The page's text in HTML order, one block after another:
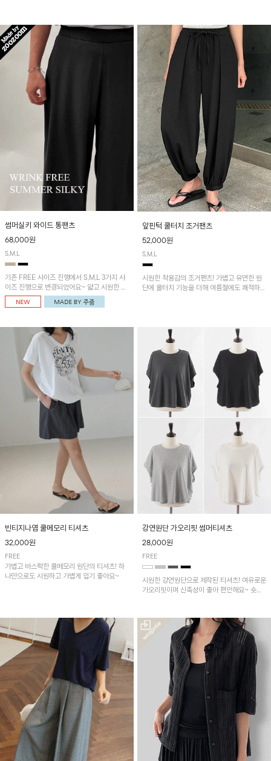
썸머실키 와이드 통팬츠
68,000원
S,M,L
기존 FREE 사이즈 진행에서 S,M,L 3가지 사
이즈 진행으로 변경되었어요~ 얇고 시원한 원
단으로 제작된 와이드팬츠! 베이직한 디자인으
로 코디 활용도가 높은 아이템이에요~
앞핀턱 쿨터치 조거팬츠
52,000원
S,M,L
시원한 착용감의 조거팬츠! 가볍고 유연한 원
단에 쿨터치 기능을 더해 여름철에도 쾌적하게
빈티지나염 쿨메모리 티셔츠
32,000원
FREE
가볍고 바스락한 쿨메모리 원단의 티셔츠! 하
나만으로도 시원하고 가볍게 입기 좋아요~
강연원단 가오리핏 썸머티셔츠
28,000원
FREE
시원한 강연원단으로 제작된 티셔츠! 여유로운
가오리핏이며 신축성이 좋아 편안해요~ 숏기